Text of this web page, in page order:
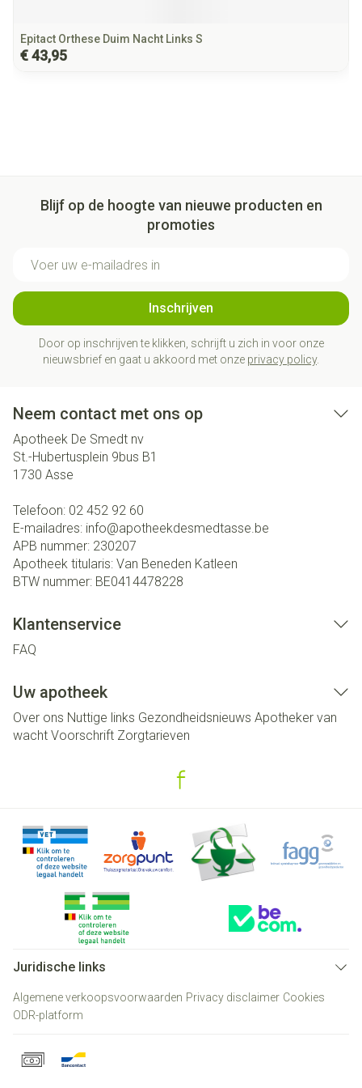
Epitact Orthese Duim Nacht Links S
€ 43,95
Blijf op de hoogte van nieuwe producten en
promoties
Inschrijven
Door op inschrijven te klikken, schrijft u zich in voor onze
nieuwsbrief en gaat u akkoord met onze privacy policy.
Neem contact met ons op
Apotheek De Smedt nv
St.-Hubertusplein 9bus B1
1730 Asse
Telefoon: 02 452 92 60
E-mailadres: info@apotheekdesmedtasse.be
APB nummer: 230207
Apotheek titularis: Van Beneden Katleen
BTW nummer: BE0414478228
Klantenservice
FAQ
Uw apotheek
Over ons Nuttige links Gezondheidsnieuws Apotheker van
wacht Voorschrift Zorgtarieven
Juridische links
Algemene verkoopsvoorwaarden Privacy disclaimer Cookies
ODR-platform